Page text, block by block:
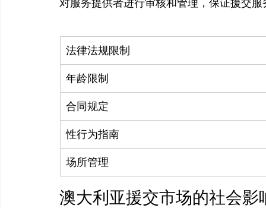
法律法规限制
年龄限制
合同规定
性行为指南
场所管理
澳大利亚援交市场的社会影